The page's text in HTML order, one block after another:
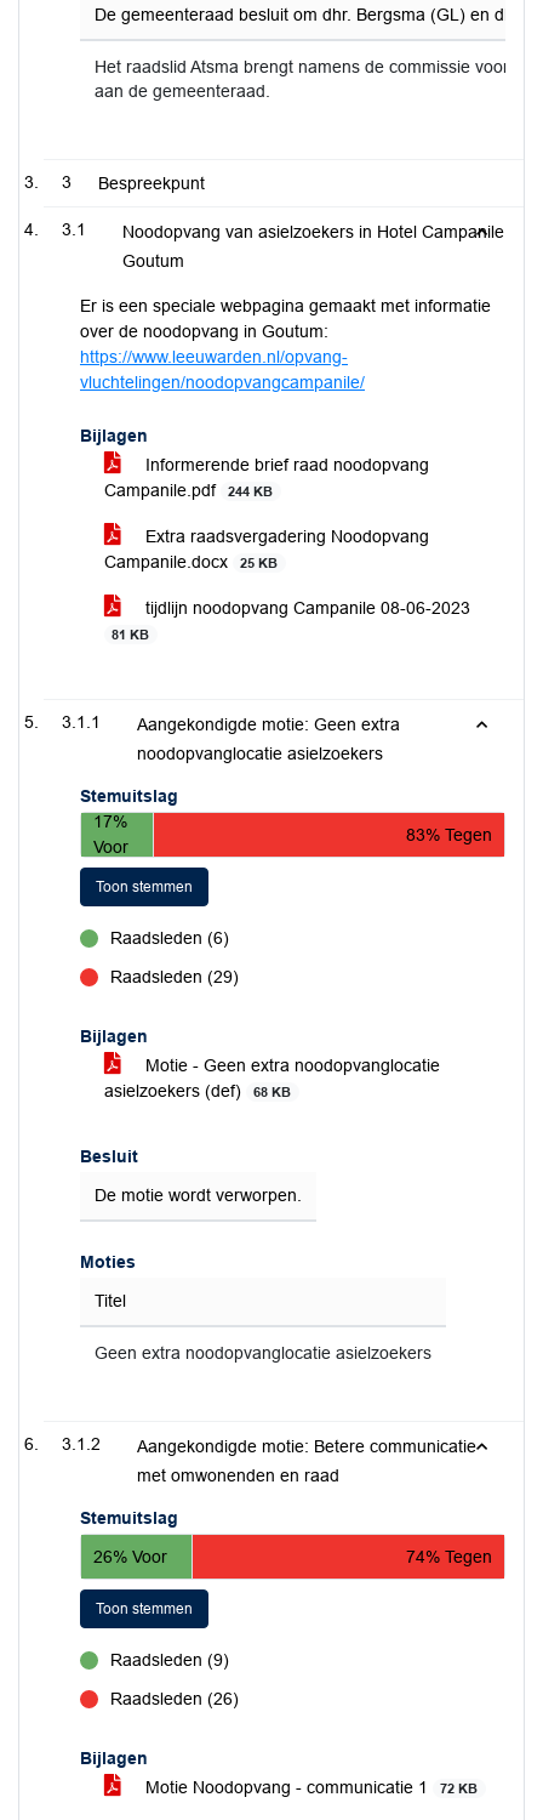
De gemeenteraad besluit om dhr. Bergsma (GL) en dhr.
Het raadslid Atsma brengt namens de commissie voor
aan de gemeenteraad.
3 Bespreekpunt
3.1
Noodopvang van asielzoekers in Hotel Campanile
Goutum
Er is een speciale webpagina gemaakt met informatie
over de noodopvang in Goutum:
https://www.leeuwarden.nl/opvang-
vluchtelingen/noodopvangcampanile/
Bijlagen
Informerende brief raad noodopvang
Campanile.pdf
244 KB
Extra raadsvergadering Noodopvang
Campanile.docx
25 KB
tijdlijn noodopvang Campanile 08-06-2023
81 KB
3.1.1
Aangekondigde motie: Geen extra
noodopvanglocatie asielzoekers
Stemuitslag
17%
Voor
83% Tegen
Toon stemmen
Raadsleden (6)
Raadsleden (29)
Bijlagen
Motie - Geen extra noodopvanglocatie
asielzoekers (def)
68 KB
Besluit
De motie wordt verworpen.
Moties
Titel
Geen extra noodopvanglocatie asielzoekers
3.1.2
Aangekondigde motie: Betere communicatie
met omwonenden en raad
Stemuitslag
26% Voor
74% Tegen
Toon stemmen
Raadsleden (9)
Raadsleden (26)
Bijlagen
Motie Noodopvang - communicatie 1
72 KB